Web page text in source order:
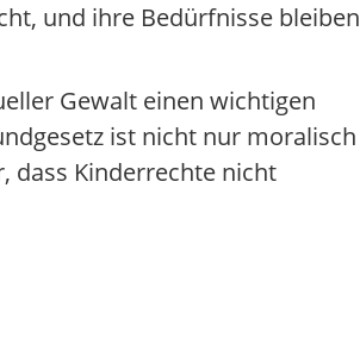
und ihre Bedürfnisse bleiben
Gewalt einen wichtigen
ist nicht nur moralisch
dass Kinderrechte nicht